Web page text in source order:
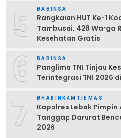
5 BABINSA
Rangkaian HUT Ke-1
Tambusai, 428 Warga
Kesehatan Gratis
6 BABINSA
Panglima TNI Tinjau
Terintegrasi TNI 2026
7 BHABINKAMTIBMAS
Kapolres Lebak
Tanggap Darurat
2026